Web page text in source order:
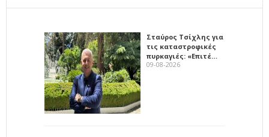
Σταύρος Τσίχλης για
τις καταστροφικές
πυρκαγιές: «Επιτέ…
09-08-2026